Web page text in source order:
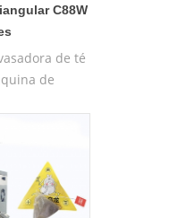
C88W
de té
de
tabletas de
: La bolsa